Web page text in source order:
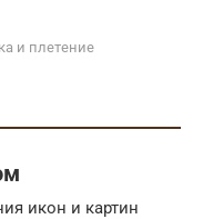
и плетение
икон и картин